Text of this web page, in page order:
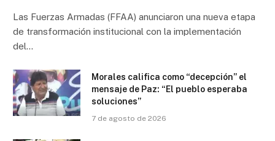
Las Fuerzas Armadas (FFAA) anunciaron una nueva etapa
de transformación institucional con la implementación
del…
Morales califica como “decepción” el
mensaje de Paz: “El pueblo esperaba
soluciones”
7 de agosto de 2026